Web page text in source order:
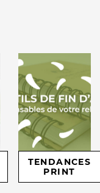
TENDANCES
PRINT